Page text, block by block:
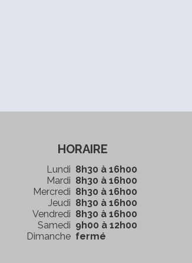
HORAIRE
Lundi
Mardi
Mercredi
Jeudi
Vendredi
Samedi
Dimanche
8h30 à 16h00
8h30 à 16h00
8h30 à 16h00
8h30 à 16h00
8h30 à 16h00
9h00 à 12h00
fermé